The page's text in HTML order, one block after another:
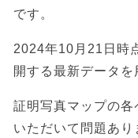
です。
2024年10月21日時
開する最新データを
証明写真マップの
いただいて問題あ